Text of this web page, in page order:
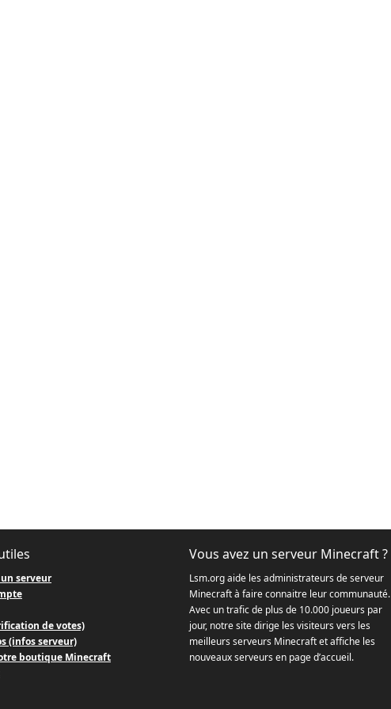
serveur
de votes)
(infos serveur)
boutique Minecraft
Vous avez un serveur Minecraft ?
Lsm.org aide les administrateurs de serveur
Minecraft à faire connaitre leur communauté.
Avec un trafic de plus de 10.000 joueurs par
jour, notre site dirige les visiteurs vers les
meilleurs serveurs Minecraft et affiche les
nouveaux serveurs en page d’accueil.